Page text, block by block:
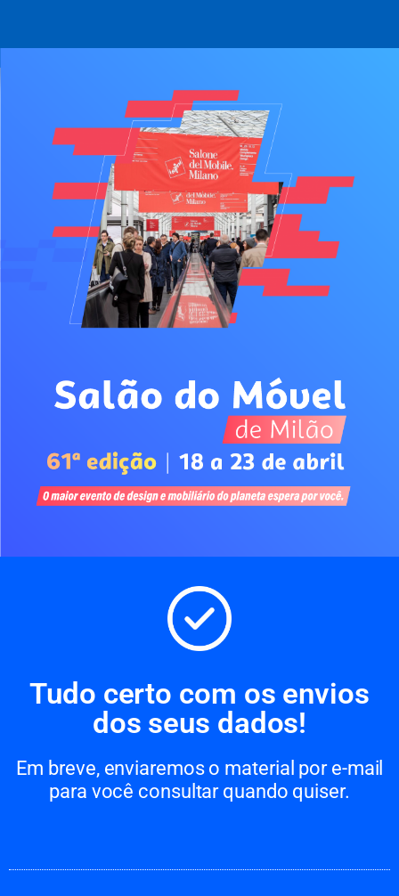
Tudo certo com os envios
dos seus dados!
Em breve, enviaremos o material por e-mail
para você consultar quando quiser.